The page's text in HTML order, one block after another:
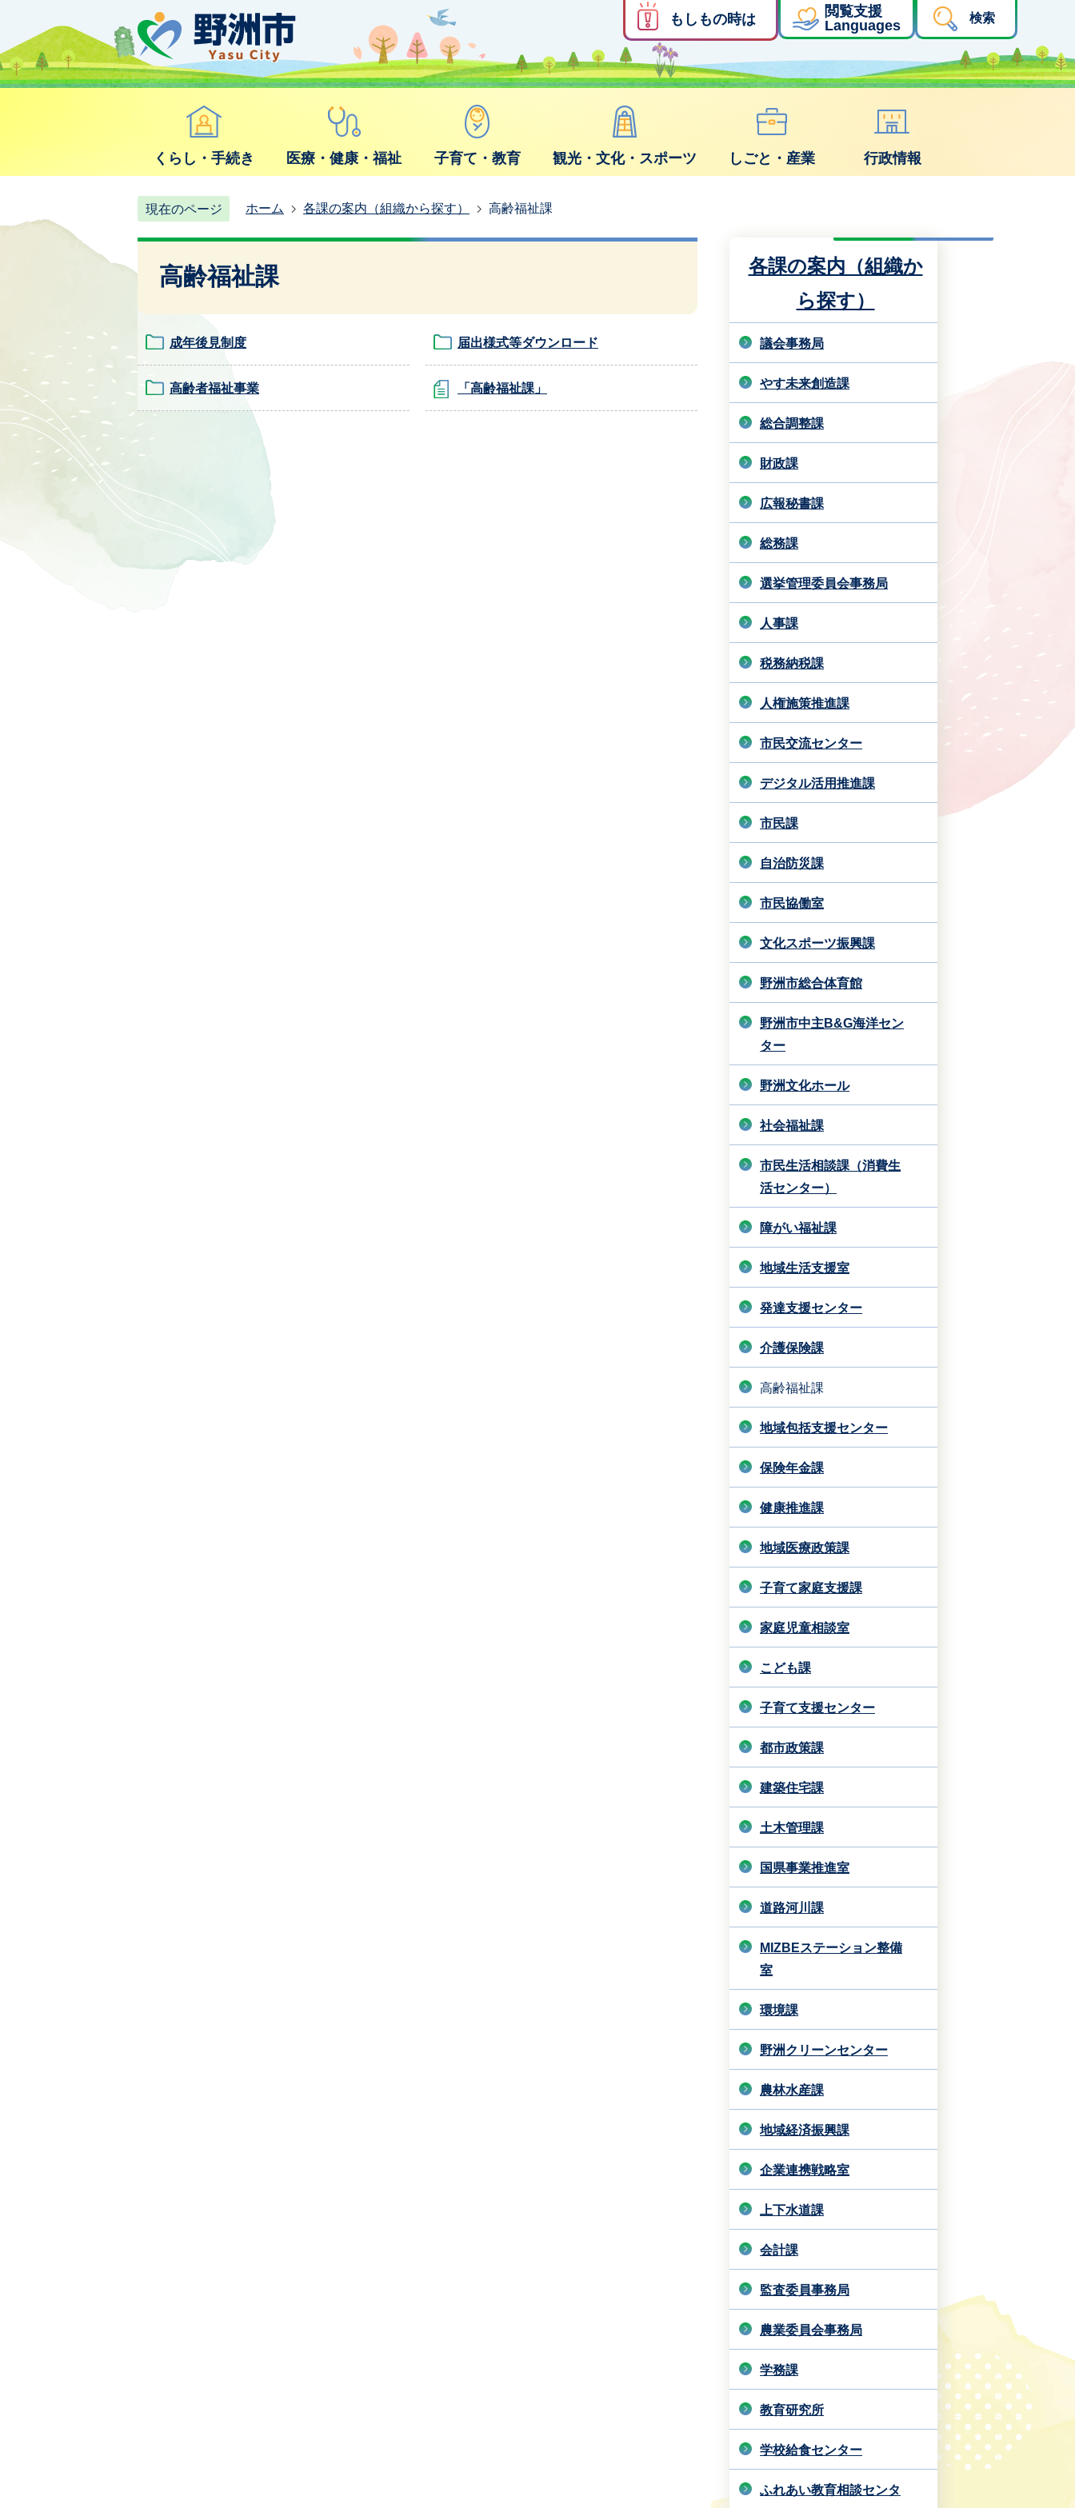
もしもの時は
閲覧支援
Languages
検索
くらし・手続き 医療・健康・福祉 子育て・教育 観光・文化・スポーツ しごと・産業 行政情報
現在のページ ホーム 各課の案内（組織から探す） 高齢福祉課
高齢福祉課
成年後見制度 届出様式等ダウンロード
高齢者福祉事業 「高齢福祉課」
各課の案内（組織か
ら探す）
議会事務局
やす未来創造課
総合調整課
財政課
広報秘書課
総務課
選挙管理委員会事務局
人事課
税務納税課
人権施策推進課
市民交流センター
デジタル活用推進課
市民課
自治防災課
市民協働室
文化スポーツ振興課
野洲市総合体育館
野洲市中主B&G海洋セン
ター
野洲文化ホール
社会福祉課
市民生活相談課（消費生
活センター）
障がい福祉課
地域生活支援室
発達支援センター
介護保険課
高齢福祉課
地域包括支援センター
保険年金課
健康推進課
地域医療政策課
子育て家庭支援課
家庭児童相談室
こども課
子育て支援センター
都市政策課
建築住宅課
土木管理課
国県事業推進室
道路河川課
MIZBEステーション整備
室
環境課
野洲クリーンセンター
農林水産課
地域経済振興課
企業連携戦略室
上下水道課
会計課
監査委員事務局
農業委員会事務局
学務課
教育研究所
学校給食センター
ふれあい教育相談センタ